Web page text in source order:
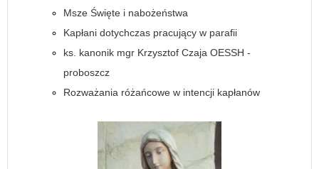
Msze Święte i nabożeństwa
Kapłani dotychczas pracujący w parafii
ks. kanonik mgr Krzysztof Czaja OESSH -
proboszcz
Rozważania różańcowe w intencji kapłanów